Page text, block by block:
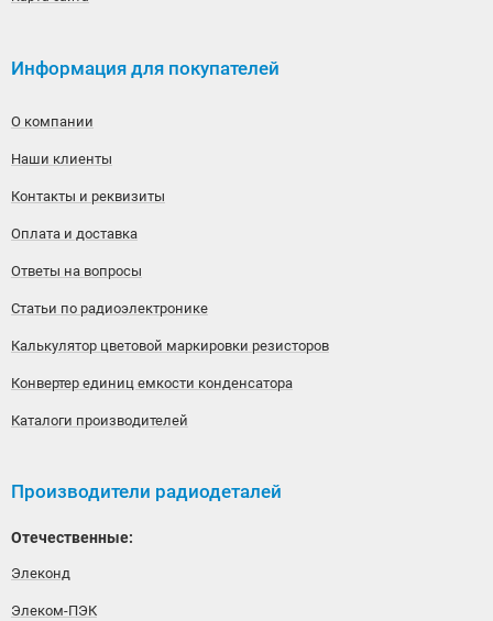
Информация для покупателей
О компании
Наши клиенты
Контакты и реквизиты
Оплата и доставка
Ответы на вопросы
Статьи по радиоэлектронике
Калькулятор цветовой маркировки резисторов
Конвертер единиц емкости конденсатора
Каталоги производителей
Производители радиодеталей
Отечественные:
Элеконд
Элеком-ПЭК